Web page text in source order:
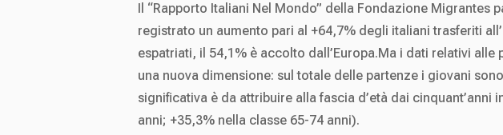
Il “Rapporto Italiani Nel Mondo” della Fondazione Migrantes
registrato un aumento pari al +64,7% degli italiani trasferiti
espatriati, il 54,1% è accolto dall’Europa.Ma i dati relativi
una nuova dimensione: sul totale delle partenze i giovani
significativa è da attribuire alla fascia d’età dai cinquant’anni
anni; +35,3% nella classe 65-74 anni).